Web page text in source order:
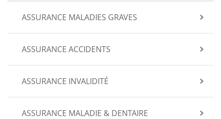
ASSURANCE MALADIES GRAVES
ASSURANCE ACCIDENTS
ASSURANCE INVALIDITÉ
ASSURANCE MALADIE & DENTAIRE